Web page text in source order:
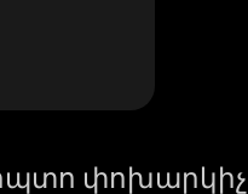
փոխարկիչ